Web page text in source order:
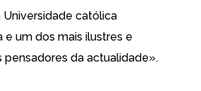
Universidade católica
e um dos mais ilustres e
pensadores da actualidade».